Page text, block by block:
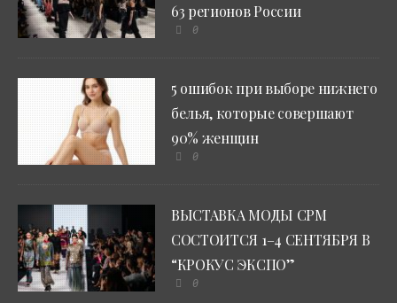
63 регионов России
0
5 ошибок при выборе нижнего
белья, которые совершают
90% женщин
0
ВЫСТАВКА МОДЫ CPM
СОСТОИТСЯ 1–4 СЕНТЯБРЯ В
“КРОКУС ЭКСПО”
0